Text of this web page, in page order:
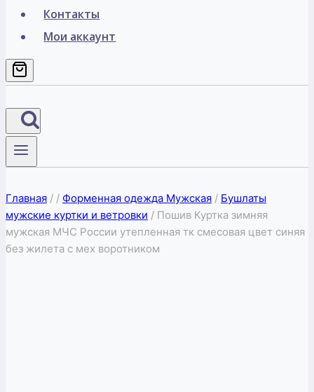
Контакты
Мои аккаунт
Главная / / Форменная одежда Мужская / Бушлаты
мужские куртки и ветровки / Пошив Куртка зимняя
мужская МЧС России утепленная тк смесовая цвет синяя
без жилета с мех воротником